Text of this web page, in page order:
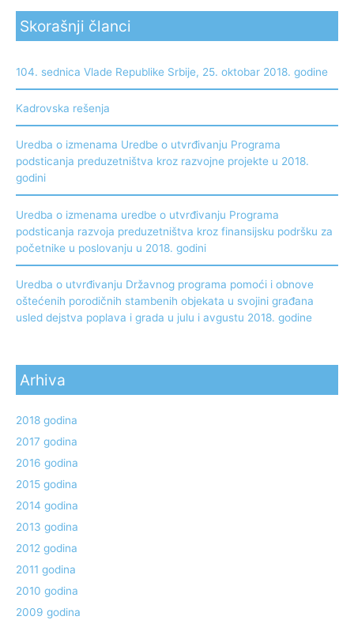
Skorašnji članci
104. sednica Vlade Republike Srbije, 25. oktobar 2018. godine
Kadrovska rešenja
Uredba o izmenama Uredbe o utvrđivanju Programa
podsticanja preduzetništva kroz razvojne projekte u 2018.
godini
Uredba o izmenama uredbe o utvrđivanju Programa
podsticanja razvoja preduzetništva kroz finansijsku podršku za
početnike u poslovanju u 2018. godini
Uredba o utvrđivanju Državnog programa pomoći i obnove
oštećenih porodičnih stambenih objekata u svojini građana
usled dejstva poplava i grada u julu i avgustu 2018. godine
Arhiva
2018 godina
2017 godina
2016 godina
2015 godina
2014 godina
2013 godina
2012 godina
2011 godina
2010 godina
2009 godina